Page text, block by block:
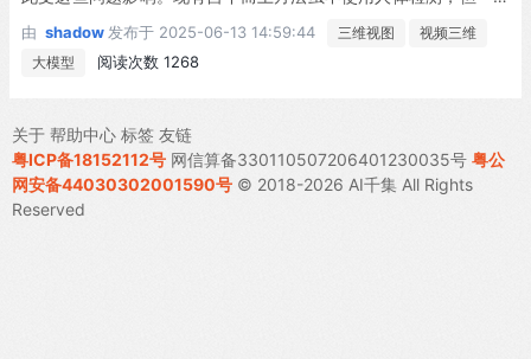
性处理所有同尺度人物，使其对多人尺度变化敏感。为解决这些挑
战，我们提出融合两种方法以发挥各自优势：自上而下网络从图像
度变化的能力。最终，两个网络输出的三维姿态估计被送入集成网
络生成最终结果。除网络融合外，不同于现有仅针对单人设计的姿
态判别器（无法评估自然人际互动），我们提出强制自然双人互动
由 shadow 发布于 2025-06-13 14:59:44 三维视图
视频三维
大模型
阅读次数 1268
关于 帮助中心 标签 友链
粤ICP备18152112号 网信算备330110507206401230035号 粤公
网安备44030302001590号 © 2018-2026 AI千集 All Rights
Reserved